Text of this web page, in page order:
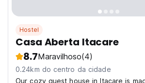
Hostel
Casa Aberta Itacare
8.7Maravilhoso(4)
0.24km do centro da cidade
Our cozy guest house in Itacare is